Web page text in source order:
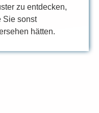
zu entdecken,
Sie sonst
hätten.